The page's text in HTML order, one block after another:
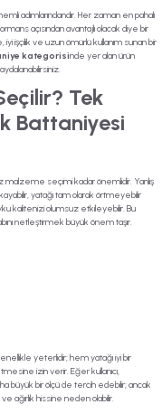
adımlarındandır. Her zaman en pahalı
açısından avantajlı olacak diye bir
işçilik ve uzun ömürlü kullanım sunan bir
kategorisinde yer alan ürün
Tek
Battaniyesi
malzeme seçimi kadar önemlidir. Yanlış
yatağı tam olarak örtmeyebilir
kalitenizi olumsuz etkileyebilir. Bu
netleştirmek büyük önem taşır.
yeterlidir; hem yatağı iyi bir
izin verir. Eğer kullanıcı,
büyük bir ölçü de tercih edebilir; ancak
ağırlık hissine neden olabilir.